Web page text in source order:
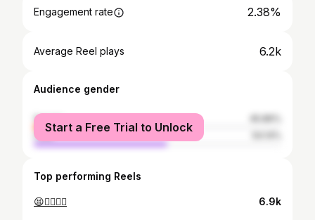
Engagement rate 2.38%
Average Reel plays 6.2k
Audience gender
female
male
Start a Free Trial to Unlock
Top performing Reels
😫💁🏼‍♀️✨ 6.9k